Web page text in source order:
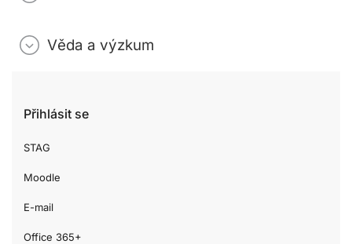
Věda a výzkum
Přihlásit se
STAG
Moodle
E-mail
Office 365+